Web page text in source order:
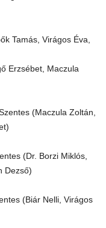
Tamás, Virágos Éva,
Erzsébet, Maczula
(Maczula Zoltán,
(Dr. Borzi Miklós,
Dezső)
(Biár Nelli, Virágos